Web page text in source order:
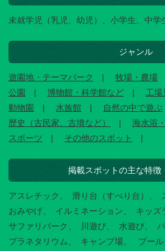
未就学児（乳児、幼児）、小学生、中学
ジャンル
遊園地・テーマパーク 牧場・農場
公園
博物館・科学館など
工場
動物園
水族館 自然の中で遊ぶ
歴史（古民家、古墳など）
海水浴
スポーツ
その他のスポット
掲載スポットの主な特徴
アスレチック 滑り台（すべり台）
おみやげ
イルミネーション キッズ
サファリパーク
川遊び 水遊び
プラネタリウム
キャンプ場 プール